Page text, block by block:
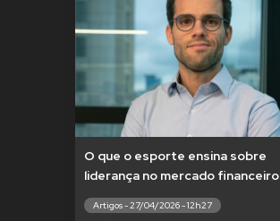
O que o esporte ensina sobre
liderança no mercado financeiro
Artigos - 27/04/2026 - 12h27